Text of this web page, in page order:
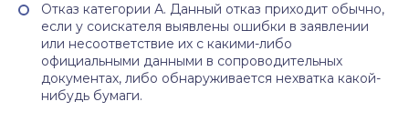
Отказ категории А. Данный отказ приходит обычно,
если у соискателя выявлены ошибки в заявлении
или несоответствие их с какими-либо
официальными данными в сопроводительных
документах, либо обнаруживается нехватка какой-
нибудь бумаги.